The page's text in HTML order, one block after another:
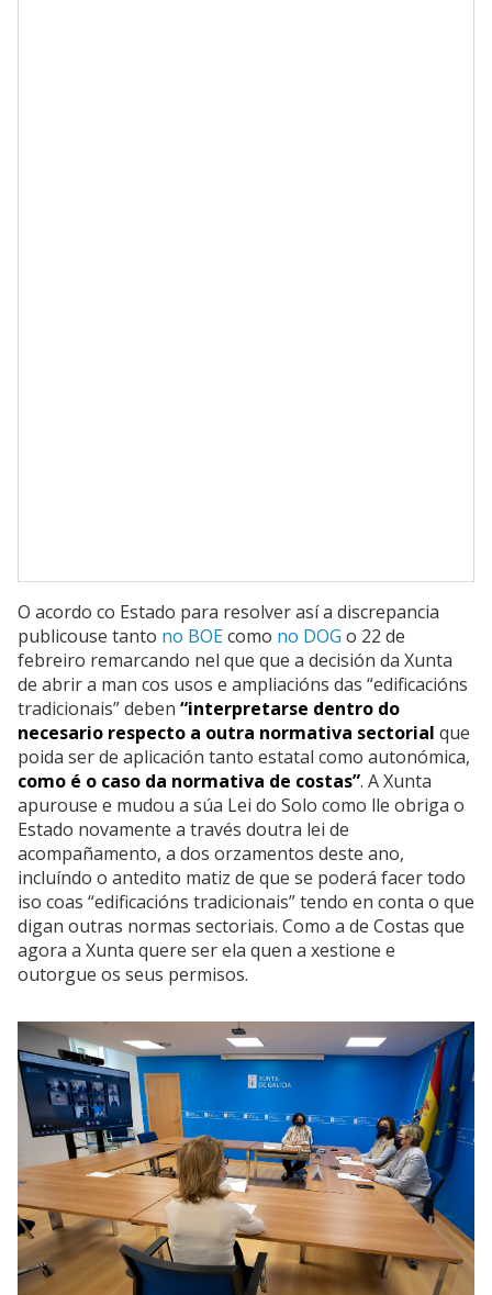
O acordo co Estado para resolver así a discrepancia
publicouse tanto no BOEcomo no DOG o 22 de
febreiro remarcando nel que que a decisión da Xunta
de abrir a man cos usos e ampliacións das “edificacións
tradicionais” deben “interpretarse dentro do
necesario respecto a outra normativa sectorial que
poida ser de aplicación tanto estatal como autonómica,
como é o caso da normativa de costas”. A Xunta
apurouse e mudou a súa Lei do Solo como lle obriga o
Estado novamente a través doutra lei de
acompañamento, a dos orzamentos deste ano,
incluíndo o antedito matiz de que se poderá facer todo
iso coas “edificacións tradicionais” tendo en conta o que
digan outras normas sectoriais. Como a de Costas que
agora a Xunta quere ser ela quen a xestione e
outorgue os seus permisos.